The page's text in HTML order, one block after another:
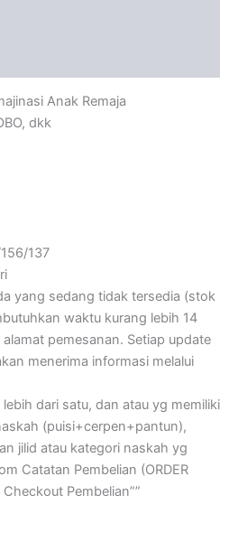
Anak Remaja
dkk
137
yang sedang tidak tersedia (stok
waktu kurang lebih 14
pemesanan. Setiap update
menerima informasi melalui
dari satu, dan atau yg memiliki
(puisi+cerpen+pantun),
jilid atau kategori naskah yg
Catatan Pembelian (ORDER
Pembelian””